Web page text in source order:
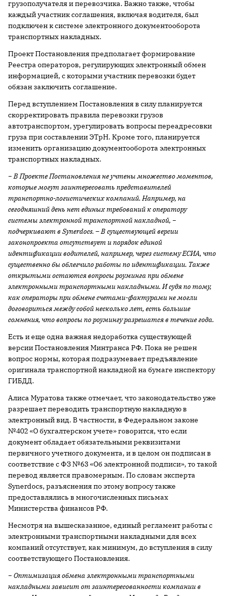
грузополучателя и перевозчика. Важно также, чтобы
каждый участник соглашения, включая водителя, был
подключен к системе электронного документооборота
транспортных накладных.
Проект Постановления предполагает формирование
Реестра операторов, регулирующих электронный обмен
информацией, с которыми участник перевозки будет
обязан заключить соглашение.
Перед вступлением Постановления в силу планируется
скорректировать правила перевозки грузов
автотранспортом, урегулировать вопросы переадресовки
груза при составлении ЭТрН. Кроме того, планируется
изменить организацию документооборота электронных
транспортных накладных.
− В Проекте Постановления не учтены множество моментов,
которые могут заинтересовать представителей
транспортно-логистических компаний. Например, на
сегодняшний день нет единых требований к оператору
системы электронной транспортной накладной, −
подчеркивают в Synerdocs. – В существующей версии
законопроекта отсутствует и порядок единой
идентификации водителей, например, через систему ЕСИА, что
существенно бы облегчило работы по идентификации. Также
открытыми остаются вопросы роуминга при обмене
электронными транспортными накладными. И судя по тому,
как операторы при обмене счетами-фактурами не могли
договориться между собой несколько лет, есть большие
сомнения, что вопросы по роумингу разрешатся в течение года.
Есть и еще одна важная недоработка существующей
версии Постановления Минтранса РФ. Пока не решен
вопрос нормы, которая подразумевает предъявление
оригинала транспортной накладной на бумаге инспектору
ГИБДД.
Алиса Муратова также отмечает, что законодательство уже
разрешает переводить транспортную накладную в
электронный вид. В частности, в Федеральном законе
№402 «О бухгалтерском учете» говорится, что если
документ обладает обязательными реквизитами
первичного учетного документа, и в целом он подписан в
соответствие с ФЗ №63 «Об электронной подписи», то такой
перевод является правомерным. По словам эксперта
Synerdocs, разъяснения по этому вопросу также
предоставлялись в многочисленных письмах
Министерства финансов РФ.
Несмотря на вышесказанное, единый регламент работы с
электронными транспортными накладными для всех
компаний отсутствует, как минимум, до вступления в силу
соответствующего Постановления.
− Оптимизация обмена электронными транспортными
накладными зависит от заинтересованности компании в